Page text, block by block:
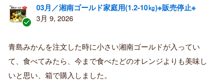
証
済
み
購
03月／湘南ゴールド家庭用(1.2-10㎏)※販売停止※
3月 9, 2026
青島みかんを注文した時に小さい湘南ゴールドが入ってい
て、食べてみたら、今まで食べたどのオレンジよりも美味し
いと思い、箱で購入しました。